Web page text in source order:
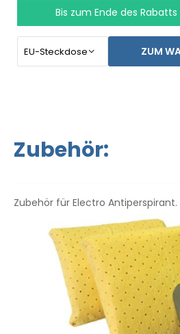
Minuten reduziert, Dauer und
Effekte blieben erhalten. Mit
Bis zum Ende des Rabatts
ZUM
Zubehör:
Zubehör für Electro Antiperspirant.